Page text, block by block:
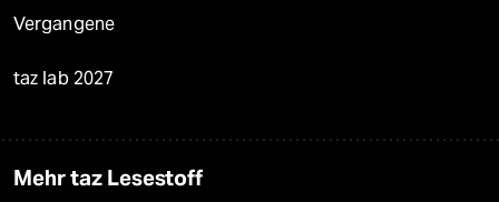
Vergangene
taz lab 2027
Mehr taz Lesestoff